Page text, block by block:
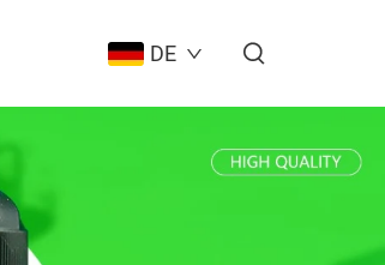
DE